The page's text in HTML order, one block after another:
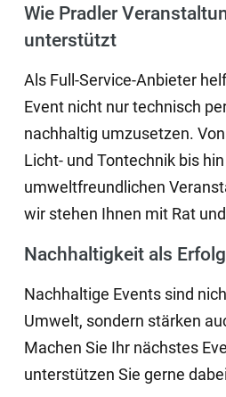
Wie Pradler
unterstützt
Als Full-Service-Anbieter
Event nicht nur technisch
nachhaltig umzusetzen.
Licht- und Tontechnik bis
umweltfreundlichen
wir stehen Ihnen mit Rat
Nachhaltigkeit als
Nachhaltige Events sind
Umwelt, sondern stärken
Machen Sie Ihr nächstes
unterstützen Sie gerne